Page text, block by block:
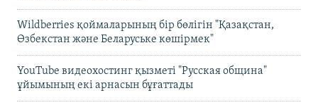
Wildberries қоймаларының бір бөлігін "Қазақстан,
Өзбекстан және Беларуське көшірмек"
YouTube видеохостинг қызметі "Русская община"
ұйымының екі арнасын бұғаттады